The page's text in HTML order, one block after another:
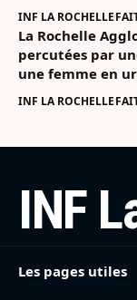
INF LA ROCHELLE
La Rochelle
percutées par
une femme en
INF LA ROCHELLE
INF
Les pages utiles